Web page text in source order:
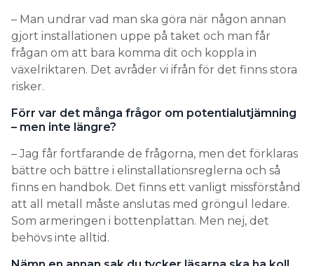
– Man undrar vad man ska göra när någon annan
gjort installationen uppe på taket och man får
frågan om att bara komma dit och koppla in
växelriktaren. Det avråder vi ifrån för det finns stora
risker.
Förr var det många frågor om potentialutjämning
– men inte längre?
– Jag får fortfarande de frågorna, men det förklaras
bättre och bättre i elinstallationsreglerna och så
finns en handbok. Det finns ett vanligt missförstånd
att all metall måste anslutas med gröngul ledare.
Som armeringen i bottenplattan. Men nej, det
behövs inte alltid.